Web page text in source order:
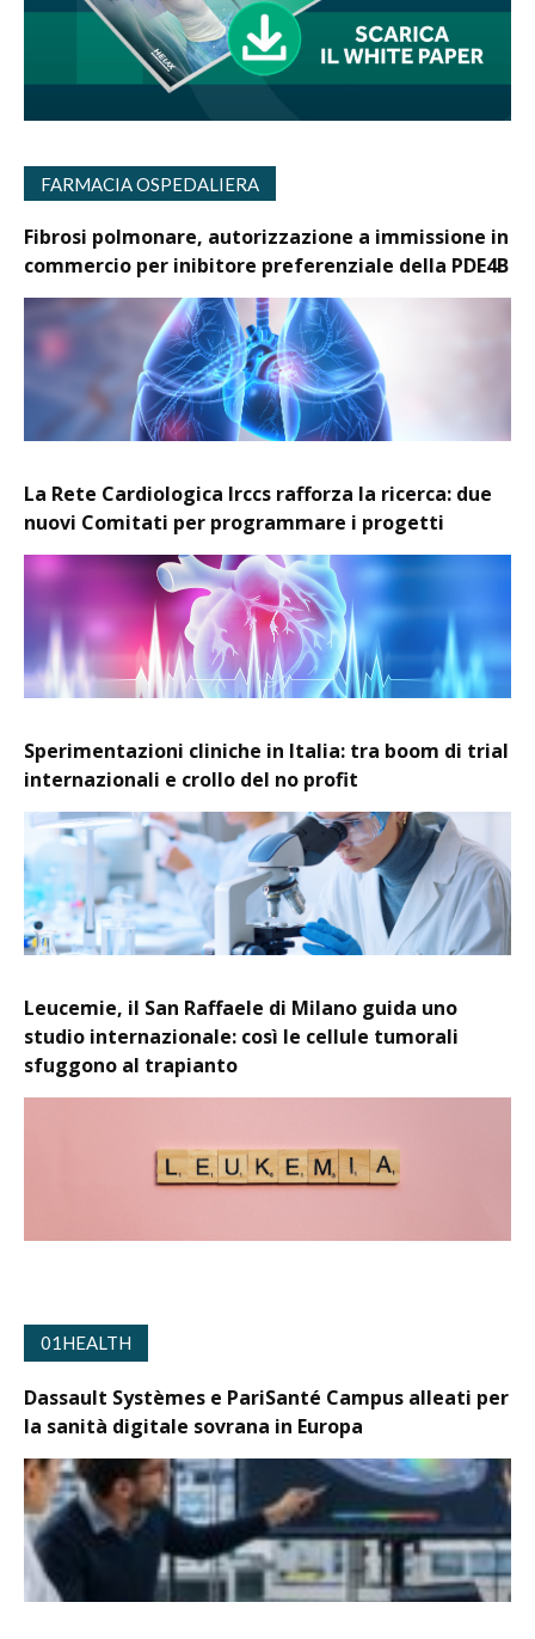
FARMACIA OSPEDALIERA
Fibrosi polmonare, autorizzazione a immissione in
commercio per inibitore preferenziale della PDE4B
La Rete Cardiologica Irccs rafforza la ricerca: due
nuovi Comitati per programmare i progetti
Sperimentazioni cliniche in Italia: tra boom di trial
internazionali e crollo del no profit
Leucemie, il San Raffaele di Milano guida uno
studio internazionale: così le cellule tumorali
sfuggono al trapianto
01HEALTH
Dassault Systèmes e PariSanté Campus alleati per
la sanità digitale sovrana in Europa